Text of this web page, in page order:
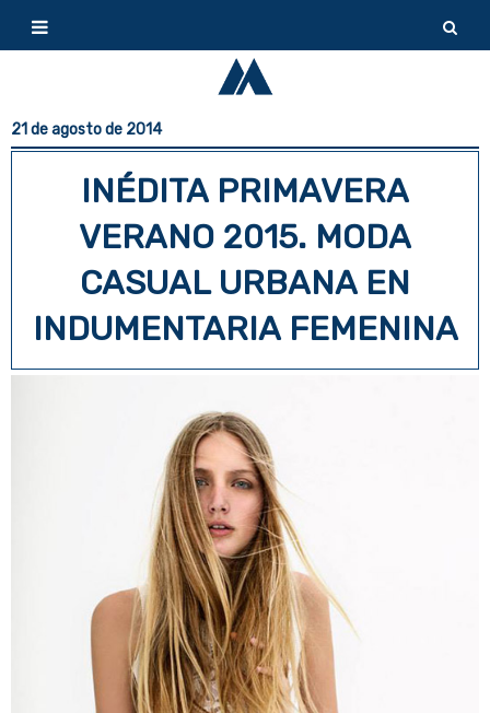
21 de agosto de 2014
INÉDITA PRIMAVERA
VERANO 2015. MODA
CASUAL URBANA EN
INDUMENTARIA FEMENINA